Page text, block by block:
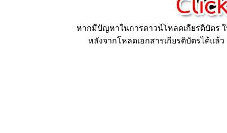
หากมีปัญหาในการดาวน์โหลดเกียรติบัตร
หลังจากโหลดเอกสารเกียรติบัตรได้แล้